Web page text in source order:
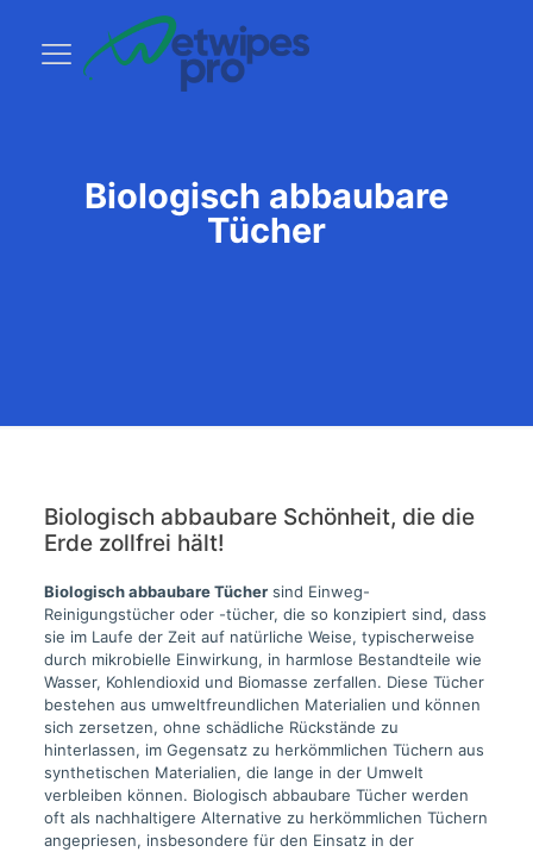
Biologisch abbaubare
Tücher
Biologisch abbaubare Schönheit, die die
Erde zollfrei hält!
Biologisch abbaubare Tücher sind Einweg-
Reinigungstücher oder -tücher, die so konzipiert sind, dass
sie im Laufe der Zeit auf natürliche Weise, typischerweise
durch mikrobielle Einwirkung, in harmlose Bestandteile wie
Wasser, Kohlendioxid und Biomasse zerfallen. Diese Tücher
bestehen aus umweltfreundlichen Materialien und können
sich zersetzen, ohne schädliche Rückstände zu
hinterlassen, im Gegensatz zu herkömmlichen Tüchern aus
synthetischen Materialien, die lange in der Umwelt
verbleiben können. Biologisch abbaubare Tücher werden
oft als nachhaltigere Alternative zu herkömmlichen Tüchern
angepriesen, insbesondere für den Einsatz in der